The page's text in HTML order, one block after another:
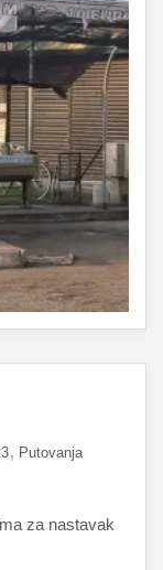
Putovanja
za nastavak